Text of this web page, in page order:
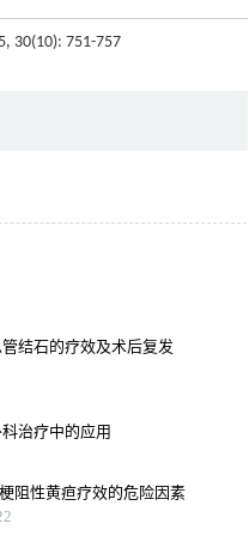
30(10): 751-757